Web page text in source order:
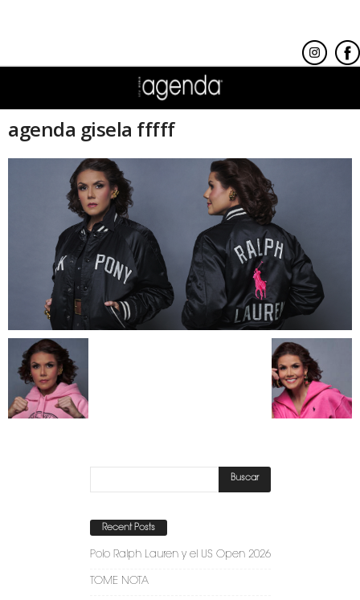
agenda gisela fffff
Recent Posts
Polo Ralph Lauren y el US Open 2026
TOME NOTA